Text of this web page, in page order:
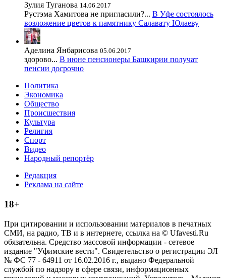
Зулия Туганова 14.06.2017
Рустэма Хамитова не пригласили?... В Уфе состоялось
возложение цветов к памятнику Салавату Юлаеву
Аделина Янбарисова 05.06.2017
здорово... В июне пенсионеры Башкирии получат
пенсии досрочно
Политика
Экономика
Общество
Происшествия
Культура
Религия
Спорт
Видео
Народный репортёр
Редакция
Реклама на сайте
18+
При цитировании и использовании материалов в печатных
СМИ, на радио, ТВ и в интернете, ссылка на © Ufavesti.Ru
обязательна. Средство массовой информации - сетевое
издание "Уфимские вести". Свидетельство о регистрации ЭЛ
№ ФС 77 - 64911 от 16.02.2016 г., выдано Федеральной
службой по надзору в сфере связи, информационных